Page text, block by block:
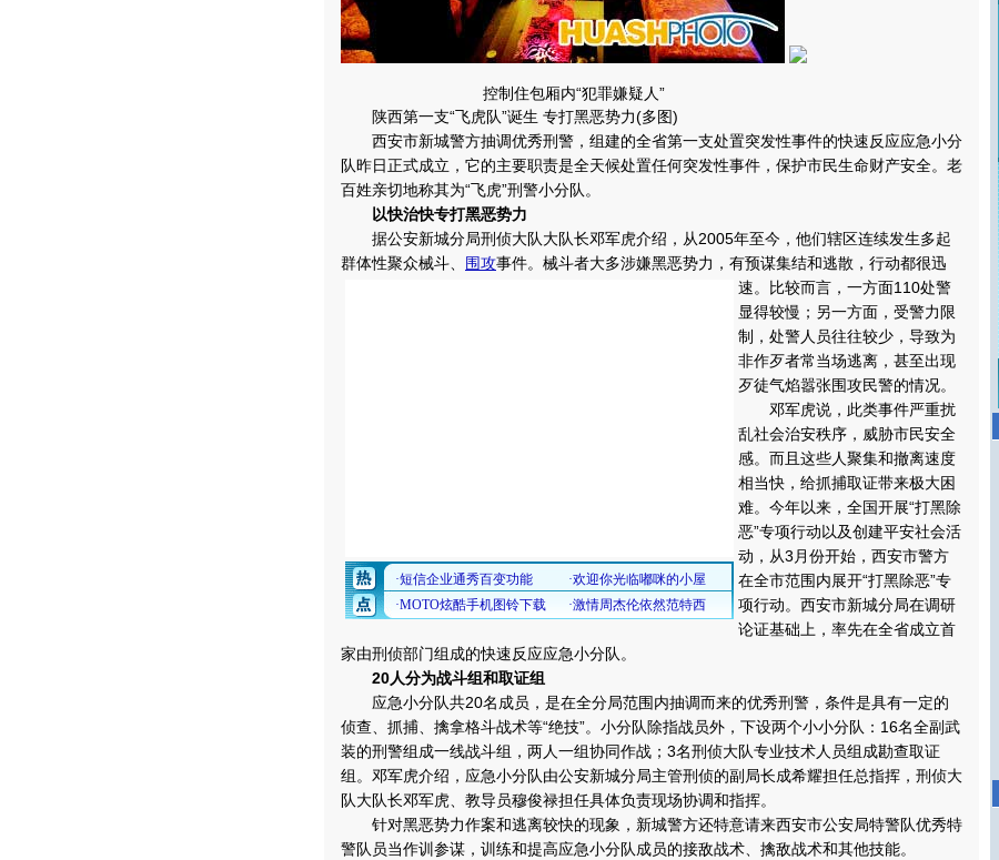
控制住包厢内“犯罪嫌疑人”
陕西第一支“飞虎队”诞生 专打黑恶势力(多图)
西安市新城警方抽调优秀刑警，组建的全省第一支处置突发性事件的快速反应应急小分
队昨日正式成立，它的主要职责是全天候处置任何突发性事件，保护市民生命财产安全。老
百姓亲切地称其为“飞虎”刑警小分队。
以快治快专打黑恶势力
据公安新城分局刑侦大队大队长邓军虎介绍，从2005年至今，他们辖区连续发生多起
群体性聚众械斗、 围攻事件。械斗者大多涉嫌黑恶势力，有预谋集结和逃散，行动都很迅
速。
比较而言，一方面110处警
显得较慢；另一方面，受警力限
制，处警人员往往较少，导致为
非作歹者常当场逃离，甚至出现
歹徒气焰嚣张围攻民警的情况。
邓军虎说，此类事件严重扰
乱社会治安秩序，威胁市民安全
感。而且这些人聚集和撤离速度
相当快，给抓捕取证带来极大困
难。今年以来，全国开展“打黑除
恶”专项行动以及创建平安社会活
动，从3月份开始，西安市警方
在全市范围内展开“打黑除恶”专
项行动。西安市新城分局在调研
论证基础上，率先在全省成立首
家由刑侦部门组成的快速反应应急小分队。
20人分为战斗组和取证组
应急小分队共20名成员，是在全分局范围内抽调而来的优秀刑警，条件是具有一定的
侦查、抓捕、擒拿格斗战术等“绝技”。小分队除指战员外，下设两个小小分队：16名全副武
装的刑警组成一线战斗组，两人一组协同作战；3名刑侦大队专业技术人员组成勘查取证
组。邓军虎介绍，应急小分队由公安新城分局主管刑侦的副局长成希耀担任总指挥，刑侦大
队大队长邓军虎、教导员穆俊禄担任具体负责现场协调和指挥。
针对黑恶势力作案和逃离较快的现象，新城警方还特意请来西安市公安局特警队优秀特
警队员当作训参谋，训练和提高应急小分队成员的接敌战术、擒敌战术和其他技能。